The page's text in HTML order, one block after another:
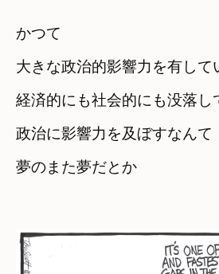
かつて
大きな政治的影響力を有して
経済的にも社会的にも没落し
政治に影響力を及ぼすなんて
夢のまた夢だとか